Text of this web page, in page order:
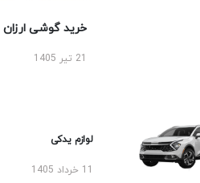
خرید گوشی ارزان
لوازم یدکی